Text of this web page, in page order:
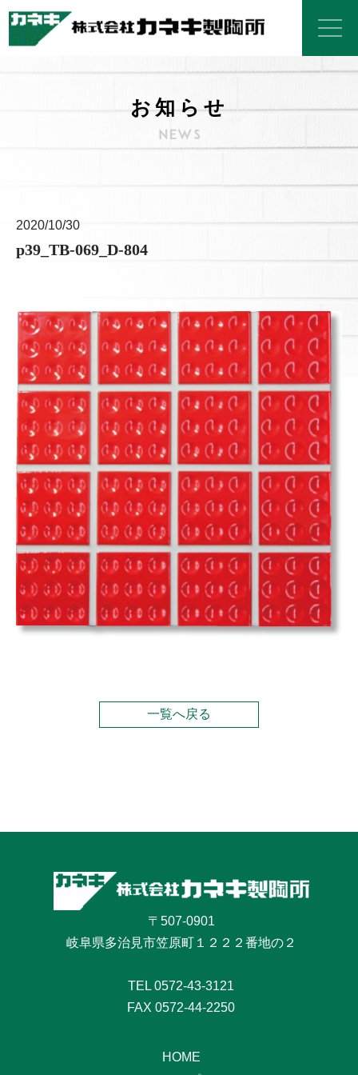
お知らせ
2020/10/30
p39_TB-069_D-804
一覧へ戻る
〒507-0901
岐阜県多治見市笠原町１２２２番地の２
TEL 0572-43-3121
FAX 0572-44-2250
HOME